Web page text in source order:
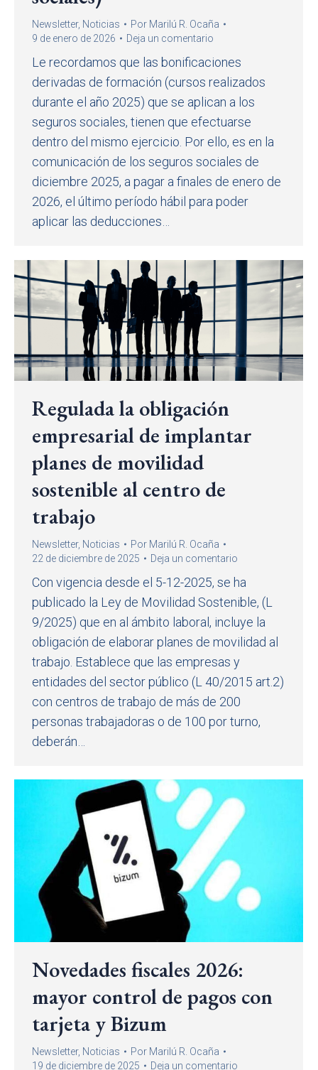
Newsletter, Noticias Por Marilú R. Ocaña
9 de enero de 2026
Deja un comentario
Le recordamos que las bonificaciones
derivadas de formación (cursos realizados
durante el año 2025) que se aplican a los
seguros sociales, tienen que efectuarse
dentro del mismo ejercicio. Por ello, es en la
comunicación de los seguros sociales de
diciembre 2025, a pagar a finales de enero de
2026, el último período hábil para poder
aplicar las deducciones…
Regulada la obligación
empresarial de implantar
planes de movilidad
sostenible al centro de
trabajo
Newsletter, Noticias Por Marilú R. Ocaña
22 de diciembre de 2025
Deja un comentario
Con vigencia desde el 5-12-2025, se ha
publicado la Ley de Movilidad Sostenible, (L
9/2025) que en al ámbito laboral, incluye la
obligación de elaborar planes de movilidad al
trabajo. Establece que las empresas y
entidades del sector público (L 40/2015 art.2)
con centros de trabajo de más de 200
personas trabajadoras o de 100 por turno,
deberán…
Novedades fiscales 2026:
mayor control de pagos con
tarjeta y Bizum
Newsletter, Noticias Por Marilú R. Ocaña
19 de diciembre de 2025
Deja un comentario